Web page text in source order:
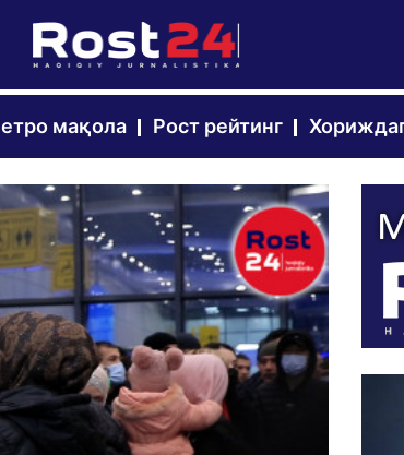
мақола Рост рейтинг